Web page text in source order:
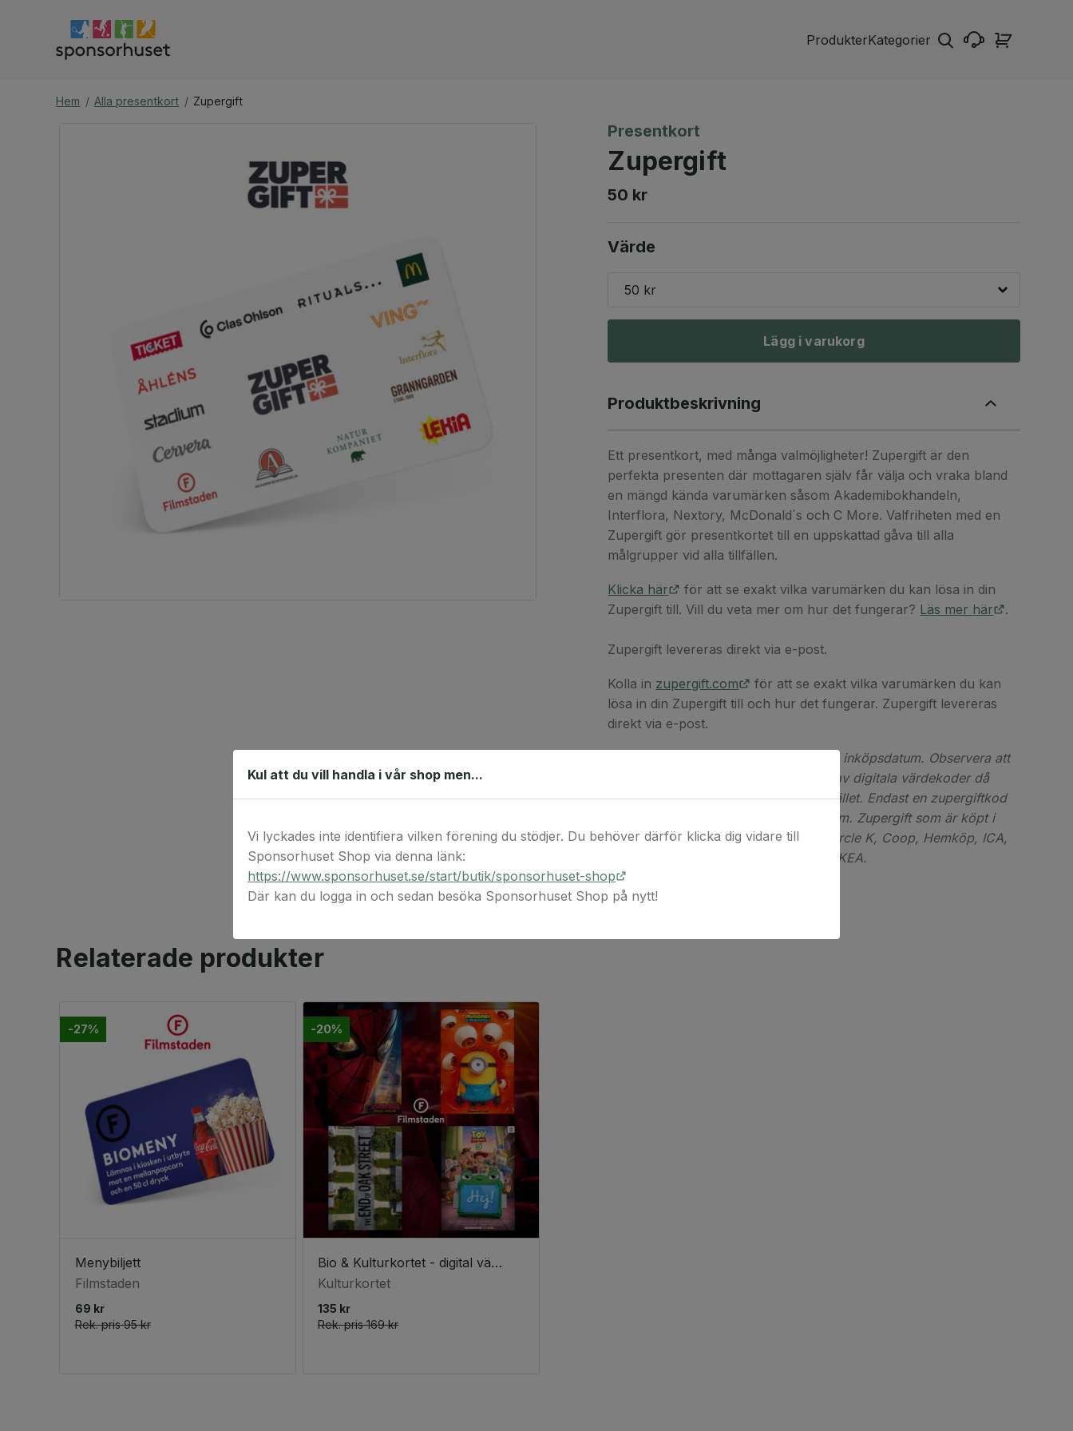
ProdukterKategorier
Hem / Alla presentkort / Zupergift
Presentkort
Zupergift
50 kr
Värde
50 kr
Lägg i varukorg
Produktbeskrivning
Ett presentkort, med många valmöjligheter! Zupergift är den
perfekta presenten där mottagaren själv får välja och vraka bland
en mängd kända varumärken såsom Akademibokhandeln,
Interflora, Nextory, McDonald´s och C More. Valfriheten med en
Zupergift gör presentkortet till en uppskattad gåva till alla
målgrupper vid alla tillfällen.
Klicka här
för att se exakt vilka varumärken du kan lösa in din
Zupergift till. Vill du veta mer om hur det fungerar? Läs mer här .
Zupergift levereras direkt via e-post.
Kolla in zupergift.com
för att se exakt vilka varumärken du kan
lösa in din Zupergift till och hur det fungerar. Zupergift levereras
direkt via e-post.
Värdekoden är giltig i 12 månader från inköpsdatum. Observera att
ångerrätten inte gäller vid beställning av digitala värdekoder då
koderna anses förbrukade vid köptillfället. Endast en zupergiftkod
kan användas per köp på zupergift.com. Zupergift som är köpt i
Shoppen fungerar inte att lösa in till Circle K, Coop, Hemköp, ICA,
Paygoo, Amazon, Gekås Ullared och IKEA.
Relaterade produkter
Menybiljett
Filmstaden
69 kr
Rek. pris 95 kr
-27%
Bio & Kulturkortet - digital värdekod
Kulturkortet
135 kr
Rek. pris 169 kr
-20%
Kul att du vill handla i vår shop men...
Vi lyckades inte identifiera vilken förening du stödjer. Du behöver därför klicka dig vidare till
Sponsorhuset Shop via denna länk:
https://www.sponsorhuset.se/start/butik/sponsorhuset-shop
Där kan du logga in och sedan besöka Sponsorhuset Shop på nytt!